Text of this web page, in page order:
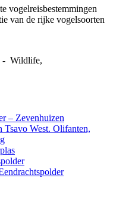
vogelreisbestemmingen
van de rijke vogelsoorten
- Wildlife,
– Zevenhuizen
West. Olifanten,